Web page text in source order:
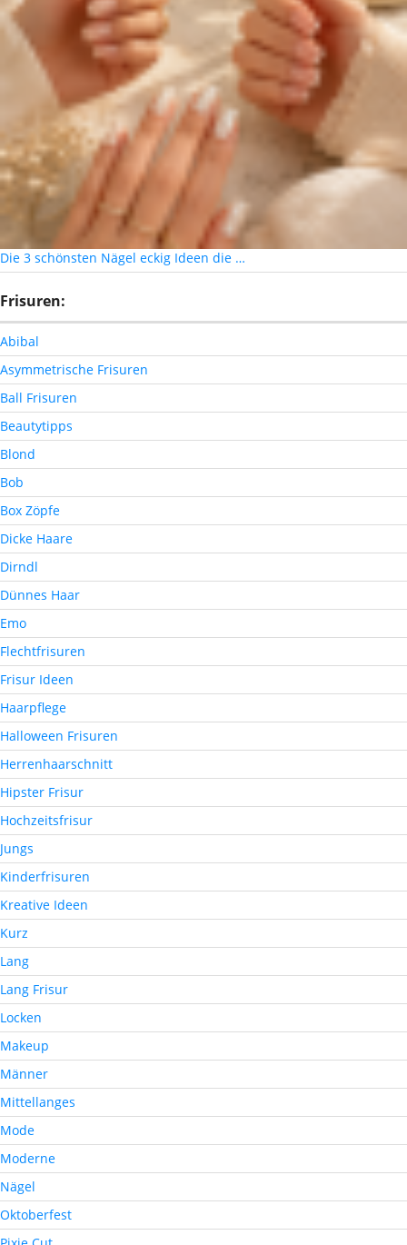
Die 3 schönsten Nägel eckig Ideen die …
Frisuren:
Abibal
Asymmetrische Frisuren
Ball Frisuren
Beautytipps
Blond
Bob
Box Zöpfe
Dicke Haare
Dirndl
Dünnes Haar
Emo
Flechtfrisuren
Frisur Ideen
Haarpflege
Halloween Frisuren
Herrenhaarschnitt
Hipster Frisur
Hochzeitsfrisur
Jungs
Kinderfrisuren
Kreative Ideen
Kurz
Lang
Lang Frisur
Locken
Makeup
Männer
Mittellanges
Mode
Moderne
Nägel
Oktoberfest